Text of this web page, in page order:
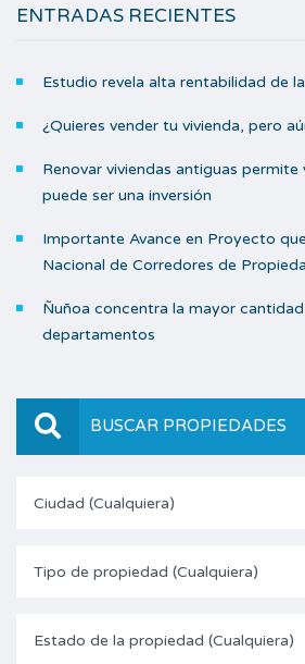
ENTRADAS RECIENTES
Estudio revela alta rentabilidad de
¿Quieres vender tu vivienda, pero
Renovar viviendas antiguas
puede ser una inversión
Importante Avance en Proyecto
Nacional de Corredores de
Ñuñoa concentra la mayor
departamentos
BUSCAR PROPIEDADES
Ciudad (Cualquiera)
Tipo de propiedad (Cualquiera)
Estado de la propiedad (Cualquiera)